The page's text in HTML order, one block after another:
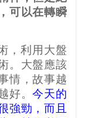
可以在轉瞬
，利用大盤
。大盤應該
情，故事越
好。今天的
強勁，而且